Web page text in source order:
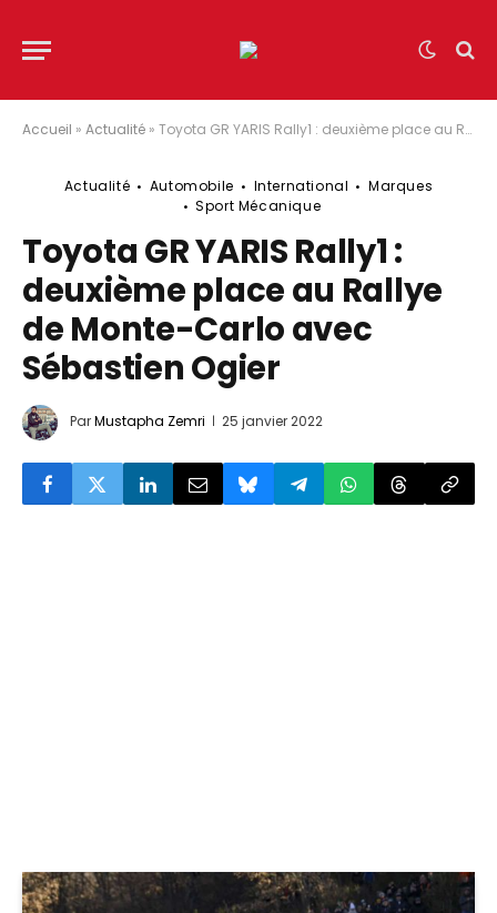
Accueil » Actualité » Toyota GR YARIS Rally1 : deuxième place au Rallye de Monte-Carlo avec Sébastien Ogier
Actualité Automobile International
Marques
Sport Mécanique
Toyota GR YARIS Rally1 :
deuxième place au Rallye
de Monte-Carlo avec
Sébastien Ogier
ParMustapha Zemri 25 janvier 2022